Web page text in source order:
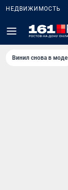
НЕДВИЖИМОСТЬ
Винил снова в моде